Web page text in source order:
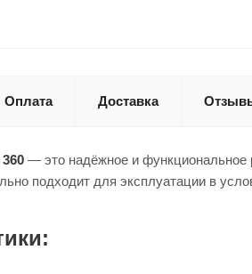
Оплата Доставка
— это надёжное и функциональное
подходит для эксплуатации в